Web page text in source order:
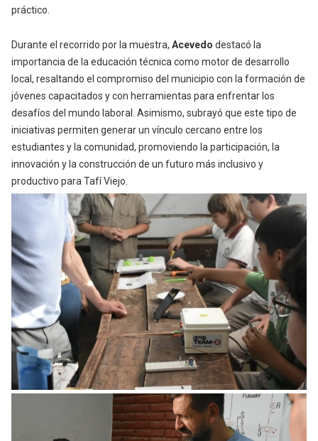
práctico.
Durante el recorrido por la muestra, Acevedo destacó la
importancia de la educación técnica como motor de desarrollo
local, resaltando el compromiso del municipio con la formación de
jóvenes capacitados y con herramientas para enfrentar los
desafíos del mundo laboral. Asimismo, subrayó que este tipo de
iniciativas permiten generar un vínculo cercano entre los
estudiantes y la comunidad, promoviendo la participación, la
innovación y la construcción de un futuro más inclusivo y
productivo para Tafí Viejo.